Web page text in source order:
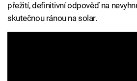
přežití, definitivní odpověď na
skutečnou ránou na solar.